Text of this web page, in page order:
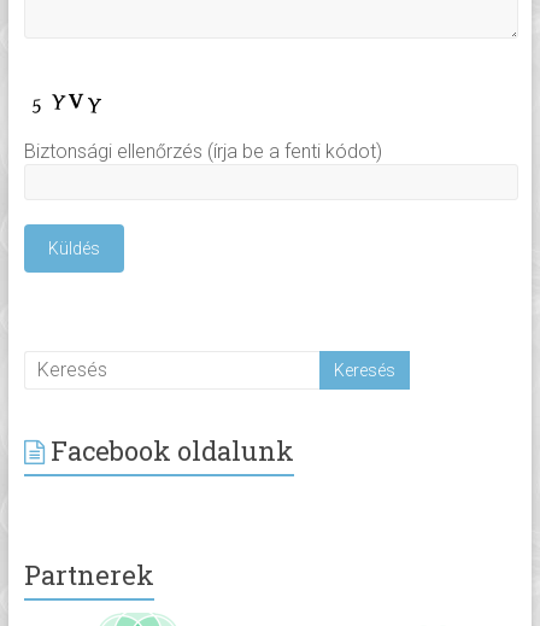
Biztonsági ellenőrzés (írja be a fenti kódot)
Facebook oldalunk
Partnerek